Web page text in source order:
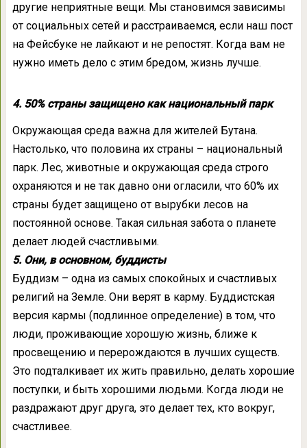
другие неприятные вещи. Мы становимся зависимы
от социальных сетей и расстраиваемся, если наш пост
на Фейсбуке не лайкают и не репостят. Когда вам не
нужно иметь дело с этим бредом, жизнь лучше.
4. 50% страны защищено как национальный парк
Окружающая среда важна для жителей Бутана.
Настолько, что половина их страны – национальный
парк. Лес, животные и окружающая среда строго
охраняются и не так давно они огласили, что 60% их
страны будет защищено от вырубки лесов на
постоянной основе. Такая сильная забота о планете
делает людей счастливыми.
5. Они, в основном, буддисты
Буддизм – одна из самых спокойных и счастливых
религий на Земле. Они верят в карму. Буддистская
версия кармы (подлинное определение) в том, что
люди, проживающие хорошую жизнь, ближе к
просвещению и перерождаются в лучших существ.
Это подталкивает их жить правильно, делать хорошие
поступки, и быть хорошими людьми. Когда люди не
раздражают друг друга, это делает тех, кто вокруг,
счастливее.